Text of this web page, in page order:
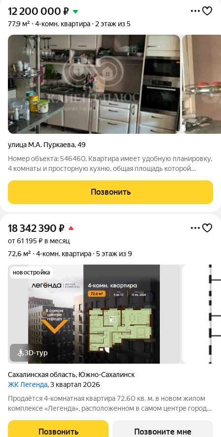
12 200 000 ₽
77,9 м² 4-комн. квартира 2 этаж из 5
улица М.А. Пуркаева,49
Номер объекта: 546460. Квартира имеет удобную планировку,
4 комнаты и просторную кухню, общая площадь которой
Идеально подойдет для тех, кому важен комфорт и удобство.
В квартире хороший
Позвонить
18 342 390 ₽
от 61 195 ₽ в месяц
72,6 м²
4-комн. квартира 5 этаж из 9
новостройка
3D-тур
Сахалинская область, Южно-Сахалинск
ЖК Легенда, 3 квартал 2026
Продаётся 4-комнатная квартира 72.60 кв. м. в новом жилом
комплексе «Легенда», расположенном в самом центре города
им. Космонавта Поповича. Жилой комплекс бизнес-класса
Позвонить Позвоните мне